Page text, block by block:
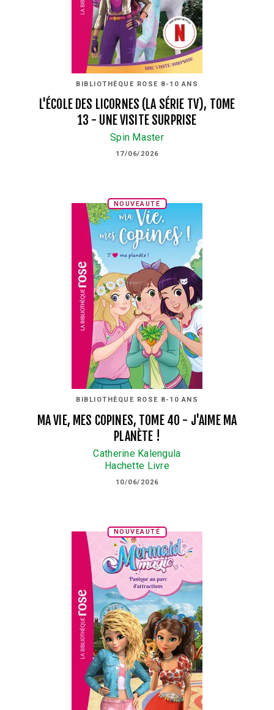
BIBLIOTHÈQUE ROSE 8-10 ANS
L'ÉCOLE DES LICORNES (LA SÉRIE TV), TOME
13 - UNE VISITE SURPRISE
Spin Master
17/06/2026
NOUVEAUTÉ
BIBLIOTHÈQUE ROSE 8-10 ANS
MA VIE, MES COPINES, TOME 40 - J'AIME MA
PLANÈTE !
Catherine Kalengula
Hachette Livre
10/06/2026
NOUVEAUTÉ